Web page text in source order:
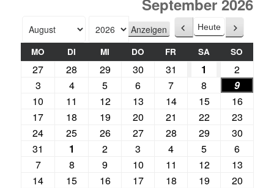
September 2026
Monat
Jahr Zurück
Heute Weiter
MO DI MI DO FR SA SO
27 28 29 30 31 1
2
3
4 5 6 7 8
9
10
11 12 13 14 15
16
17
18 19 20 21 22
23
24
25 26 27 28 29
30
31
1 2 3 4 5
6
7
8 9 10 11 12
13
14
15 16 17 18 19
20